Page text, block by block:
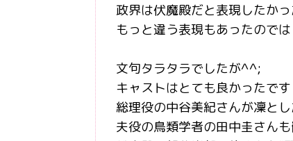
政界は伏魔殿だと表現したか
もっと違う表現もあったので
文句タラタラでしたが^^;
キャストはとても良かったです
総理役の中谷美紀さんが凜と
夫役の鳥類学者の田中圭さん